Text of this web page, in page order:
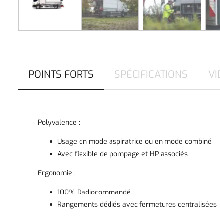
POINTS FORTS SPÉCIFICATIONS
Polyvalence :
Usage en mode aspiratrice ou en mode combiné
Avec flexible de pompage et HP associés
Ergonomie :
100% Radiocommandé
Rangements dédiés avec fermetures centralisées